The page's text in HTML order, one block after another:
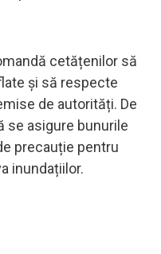
cetățenilor să
și să respecte
de autorități. De
se asigure bunurile
precauție pentru
inundațiilor.